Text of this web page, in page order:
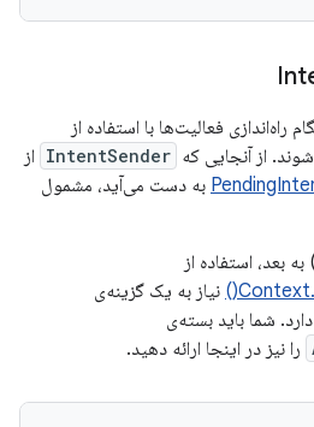
از آنجایی که IntentSender از
به دست می‌آید، مشمول
نیاز به یک گزینه‌ی
شما باید بسته‌ی
را نیز در اینجا ارائه دهید.